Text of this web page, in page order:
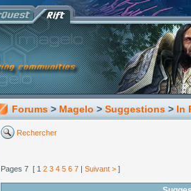
Forums > Magelo > Suggestions > In
Rechercher
Pages 7 [ 1 2 3 4 5 6 7 | Suivant > ]